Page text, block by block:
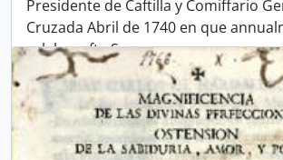
Presidente de Caftilla y Comiffario
Cruzada Abril de 1740 en que
celebra efta So